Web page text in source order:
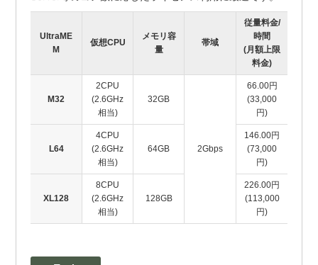
UltraME
M
仮想CPU
メモリ容
量
帯域
従量料金/
時間
(月額上限
料金)
M32
2CPU
(2.6GHz
相当)
32GB
2Gbps
66.00円
(33,000
円)
L64
4CPU
(2.6GHz
相当)
64GB
146.00円
(73,000
円)
XL128
8CPU
(2.6GHz
相当)
128GB
226.00円
(113,000
円)